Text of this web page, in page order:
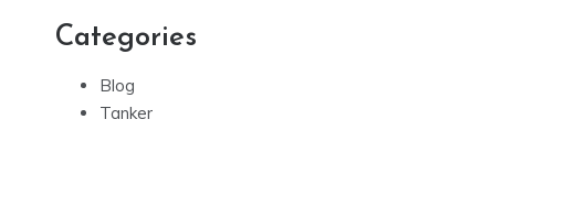
Categories
Blog
Tanker